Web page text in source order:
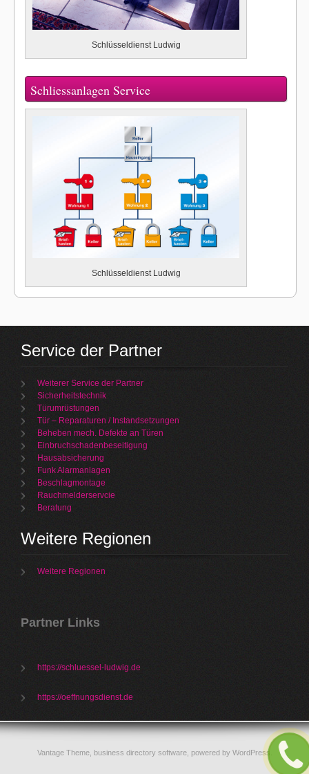
Schlüsseldienst Ludwig
Schliessanlagen Service
Schlüsseldienst Ludwig
Service der Partner
Weiterer Service der Partner
Sicherheitstechnik
Türumrüstungen
Tür – Reparaturen / Instandsetzungen
Beheben mech. Defekte an Türen
Einbruchschadenbeseitigung
Hausabsicherung
Funk Alarmanlagen
Beschlagmontage
Rauchmelderservcie
Beratung
Weitere Regionen
Weitere Regionen
Partner Links
https://schluessel-ludwig.de
https://oeffnungsdienst.de
Vantage Theme, business directory software, powered by WordPress